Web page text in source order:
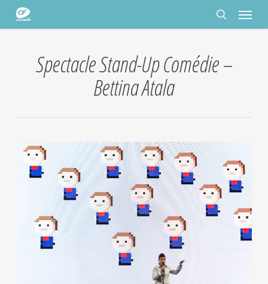
Panneau de gestion des cookies
Passer
contenu
rechercher
Menu
Spectacle Stand-Up Comédie –
Bettina Atala